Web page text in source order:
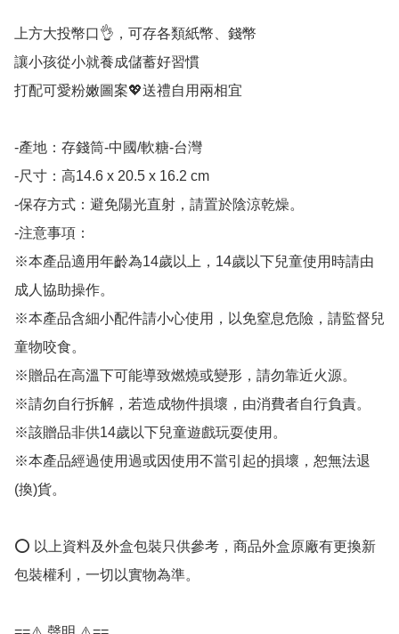
上方大投幣口👌，可存各類紙幣、錢幣
讓小孩從小就養成儲蓄好習慣
打配可愛粉嫩圖案💖送禮自用兩相宜
-產地：存錢筒-中國/軟糖-台灣
-尺寸：高14.6 x 20.5 x 16.2 cm
-保存方式：避免陽光直射，請置於陰涼乾燥。
-注意事項：
※本產品適用年齡為14歲以上，14歲以下兒童使用時請由
成人協助操作。
※本產品含細小配件請小心使用，以免窒息危險，請監督兒
童物咬食。
※贈品在高溫下可能導致燃燒或變形，請勿靠近火源。
※請勿自行拆解，若造成物件損壞，由消費者自行負責。
※該贈品非供14歲以下兒童遊戲玩耍使用。
※本產品經過使用過或因使用不當引起的損壞，恕無法退
(換)貨。
⭕️ 以上資料及外盒包裝只供參考，商品外盒原廠有更換新
包裝權利，一切以實物為準。